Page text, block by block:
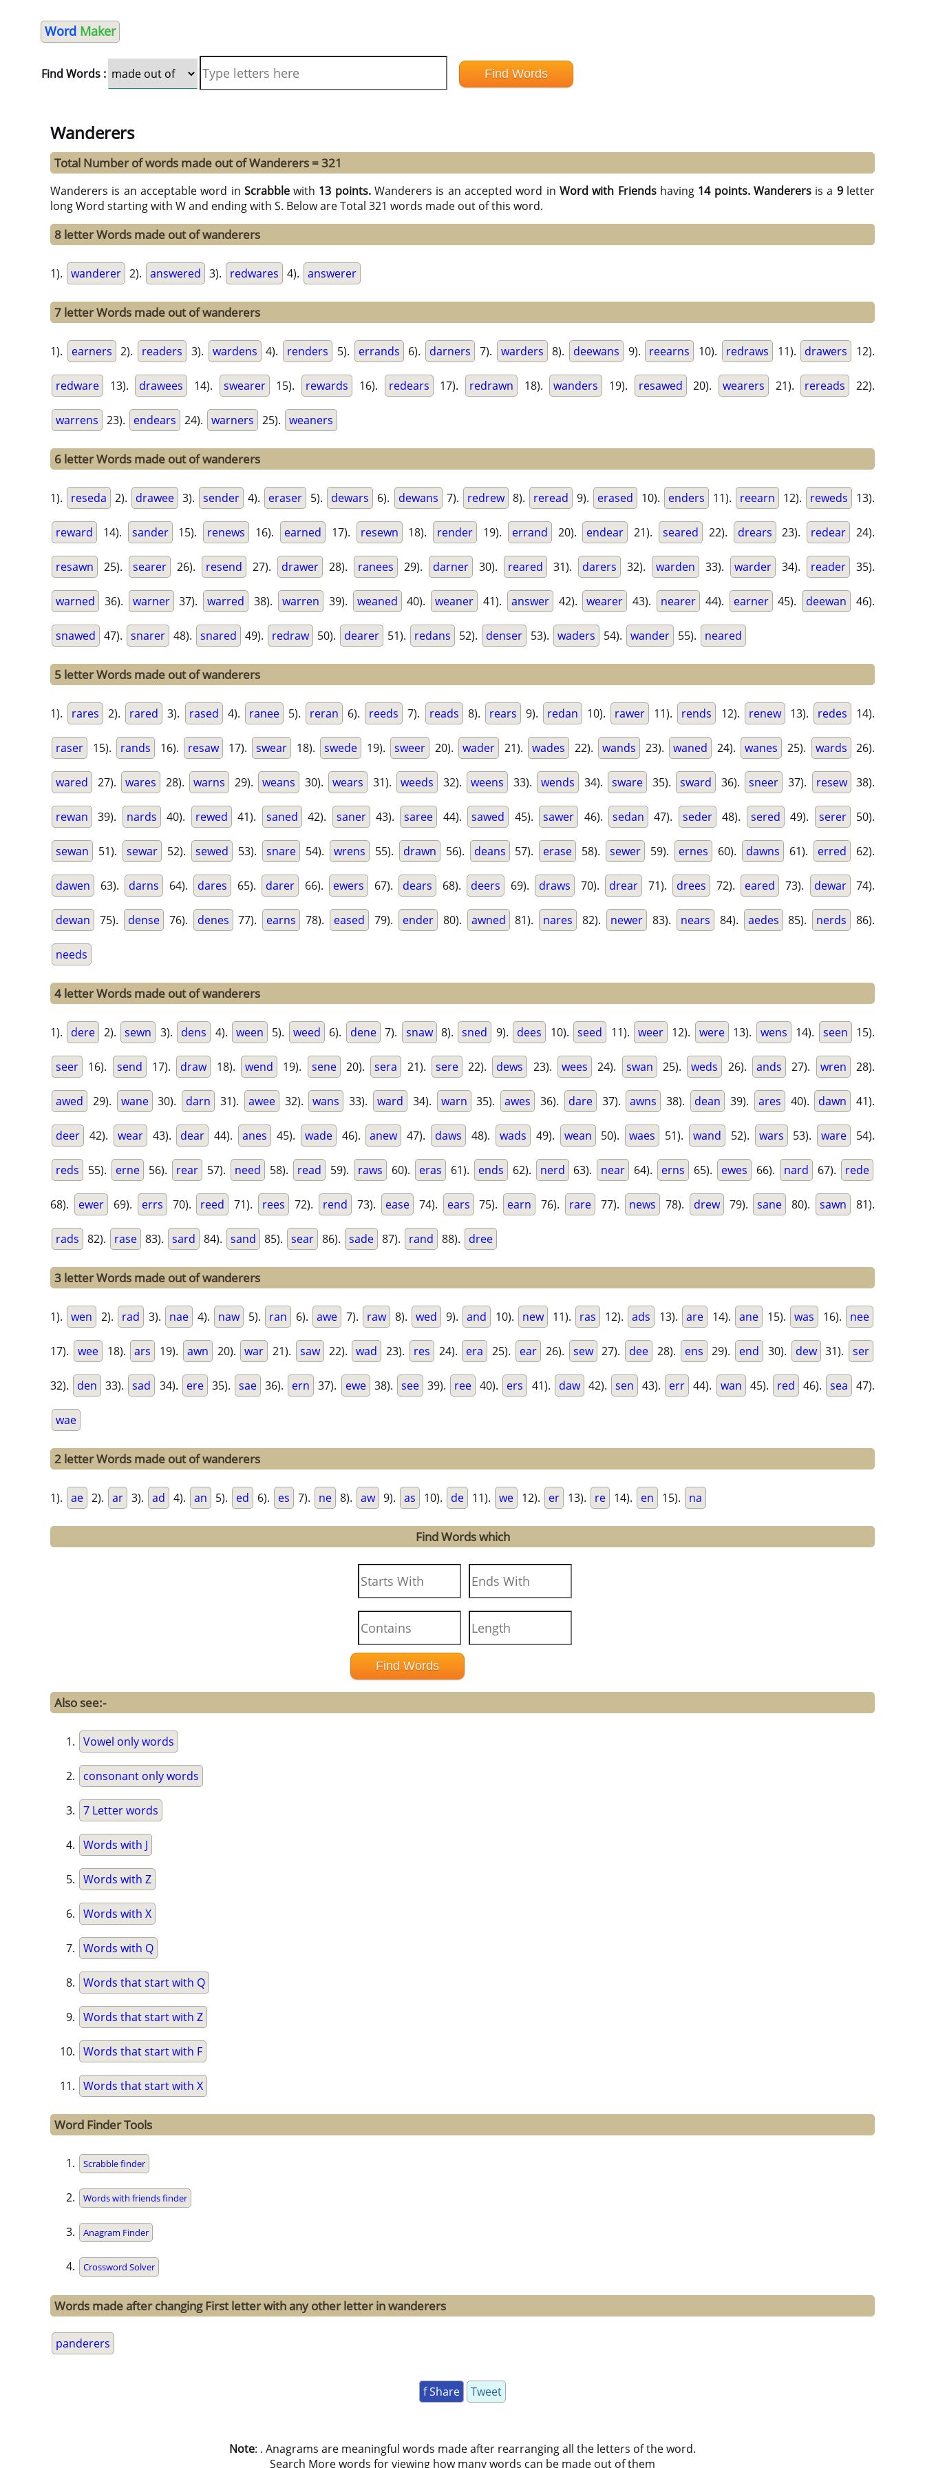
Word Maker
Find Words :
Wanderers
Total Number of words made out of Wanderers = 321
Wanderers is an acceptable word in Scrabblewith 13 points.Wanderers is an accepted word in Word with Friendshaving 14 points. Wanderersis a 9letter
long Word starting with W and ending with S. Below are Total 321 words made out of this word.
8 letter Words made out of wanderers
1). wanderer 2). answered 3). redwares 4). answerer
7 letter Words made out of wanderers
1). earners 2). readers 3). wardens 4). renders 5). errands 6). darners 7). warders 8). deewans 9). reearns 10). redraws 11). drawers 12).
redware 13). drawees 14). swearer 15). rewards 16). redears 17). redrawn 18). wanders 19). resawed 20). wearers 21). rereads 22).
warrens 23). endears 24). warners 25). weaners
6 letter Words made out of wanderers
1). reseda 2). drawee 3). sender 4). eraser 5). dewars 6). dewans 7). redrew 8). reread 9). erased 10). enders 11). reearn 12). reweds 13).
reward 14). sander 15). renews 16). earned 17). resewn 18). render 19). errand 20). endear 21). seared 22). drears 23). redear 24).
resawn 25). searer 26). resend 27). drawer 28). ranees 29). darner 30). reared 31). darers 32). warden 33). warder 34). reader 35).
warned 36). warner 37). warred 38). warren 39). weaned 40). weaner 41). answer 42). wearer 43). nearer 44). earner 45). deewan 46).
snawed 47). snarer 48). snared 49). redraw 50). dearer 51). redans 52). denser 53). waders 54). wander 55). neared
5 letter Words made out of wanderers
1). rares 2). rared 3). rased 4). ranee 5). reran 6). reeds 7). reads 8). rears 9). redan 10). rawer 11). rends 12). renew 13). redes 14).
raser 15). rands 16). resaw 17). swear 18). swede 19). sweer 20). wader 21). wades 22). wands 23). waned 24). wanes 25). wards 26).
wared 27). wares 28). warns 29). weans 30). wears 31). weeds 32). weens 33). wends 34). sware 35). sward 36). sneer 37). resew 38).
rewan 39). nards 40). rewed 41). saned 42). saner 43). saree 44). sawed 45). sawer 46). sedan 47). seder 48). sered 49). serer 50).
sewan 51). sewar 52). sewed 53). snare 54). wrens 55). drawn 56). deans 57). erase 58). sewer 59). ernes 60). dawns 61). erred 62).
dawen 63). darns 64). dares 65). darer 66). ewers 67). dears 68). deers 69). draws 70). drear 71). drees 72). eared 73). dewar 74).
dewan 75). dense 76). denes 77). earns 78). eased 79). ender 80). awned 81). nares 82). newer 83). nears 84). aedes 85). nerds 86).
needs
4 letter Words made out of wanderers
1). dere 2). sewn 3). dens 4). ween 5). weed 6). dene 7). snaw 8). sned 9). dees 10). seed 11). weer 12). were 13). wens 14). seen 15).
seer 16). send 17). draw 18). wend 19). sene 20). sera 21). sere 22). dews 23). wees 24). swan 25). weds 26). ands 27). wren 28).
awed 29). wane 30). darn 31). awee 32). wans 33). ward 34). warn 35). awes 36). dare 37). awns 38). dean 39). ares 40). dawn 41).
deer 42). wear 43). dear 44). anes 45). wade 46). anew 47). daws 48). wads 49). wean 50). waes 51). wand 52). wars 53). ware 54).
reds 55). erne 56). rear 57). need 58). read 59). raws 60). eras 61). ends 62). nerd 63). near 64). erns 65). ewes 66). nard 67). rede
68). ewer 69). errs 70). reed 71). rees 72). rend 73). ease 74). ears 75). earn 76). rare 77). news 78). drew 79). sane 80). sawn 81).
rads 82). rase 83). sard 84). sand 85). sear 86). sade 87). rand 88). dree
3 letter Words made out of wanderers
1). wen 2). rad 3). nae 4). naw 5). ran 6). awe 7). raw 8). wed 9). and 10). new 11). ras 12). ads 13). are 14). ane 15). was 16). nee
17). wee 18). ars 19). awn 20). war 21). saw 22). wad 23). res 24). era 25). ear 26). sew 27). dee 28). ens 29). end 30). dew 31). ser
32). den 33). sad 34). ere 35). sae 36). ern 37). ewe 38). see 39). ree 40). ers 41). daw 42). sen 43). err 44). wan 45). red 46). sea 47).
wae
2 letter Words made out of wanderers
1). ae 2). ar 3). ad 4). an 5). ed 6). es 7). ne 8). aw 9). as 10). de 11). we 12). er 13). re 14). en 15). na
Find Words which
Also see:-
Vowel only words
consonant only words
7 Letter words
Words with J
Words with Z
Words with X
Words with Q
Words that start with Q
Words that start with Z
Words that start with F
Words that start with X
Word Finder Tools
Scrabble finder
Words with friends finder
Anagram Finder
Crossword Solver
Words made after changing First letter with any other letter in wanderers
panderers
f Share Tweet
Note: . Anagrams are meaningful words made after rearranging all the letters of the word.
Search More words for viewing how many words can be made out of them